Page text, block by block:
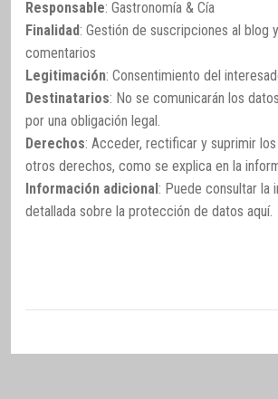
Responsable: Gastronomía & Cía
Finalidad: Gestión de suscripciones al blog
comentarios
Legitimación: Consentimiento del
Destinatarios: No se comunicarán los
por una obligación legal.
Derechos: Acceder, rectificar y suprimir
otros derechos, como se explica en la
Información adicional: Puede consultar la
detallada sobre la protección de datos aquí.